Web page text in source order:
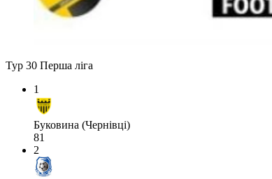
Тур 30 Перша ліга
1
Буковина (Чернівці)
81
2